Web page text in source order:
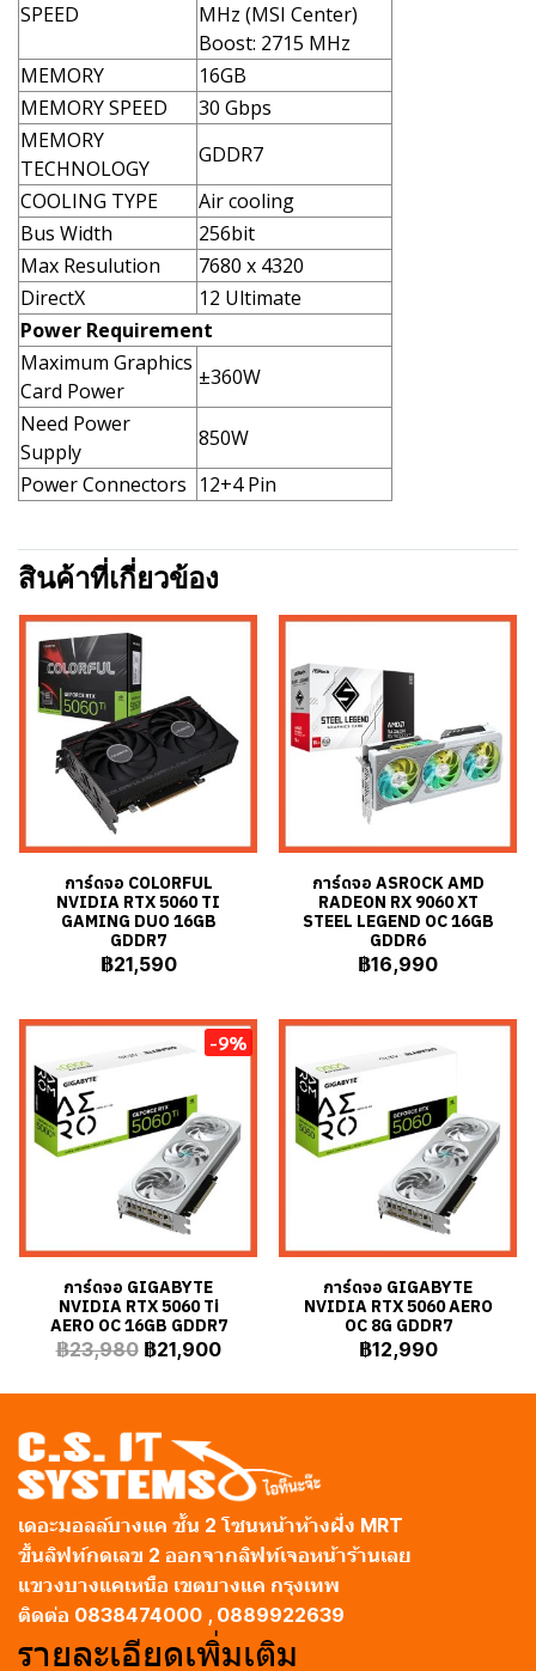
SPEED
MHz (MSI Center)
Boost: 2715 MHz
MEMORY
16GB
MEMORY SPEED
30 Gbps
MEMORY
TECHNOLOGY
GDDR7
COOLING TYPE
Air cooling
Bus Width
256bit
Max Resulution
7680 x 4320
DirectX
12 Ultimate
Power Requirement
Maximum Graphics
Card Power
±360W
Need Power
Supply
850W
Power Connectors 12+4 Pin
สินค้าที่เกี่ยวข้อง
การ์ดจอ COLORFUL
NVIDIA RTX 5060 TI
GAMING DUO 16GB
GDDR7
฿21,590
การ์ดจอ ASROCK AMD
RADEON RX 9060 XT
STEEL LEGEND OC 16GB
GDDR6
฿16,990
-9%
การ์ดจอ GIGABYTE
NVIDIA RTX 5060 Ti
AERO OC 16GB GDDR7
฿23,980 ฿21,900
การ์ดจอ GIGABYTE
NVIDIA RTX 5060 AERO
OC 8G GDDR7
฿12,990
เดอะมอลล์บางแค ชั้น 2 โซนหน้าห้างฝั่ง MRT
ขึ้นลิฟท์กดเลข 2 ออกจากลิฟท์เจอหน้าร้านเลย
แขวงบางแคเหนือ เขตบางแค กรุงเทพ
ติดต่อ 0838474000 , 0889922639
รายละเอียดเพิ่มเติม